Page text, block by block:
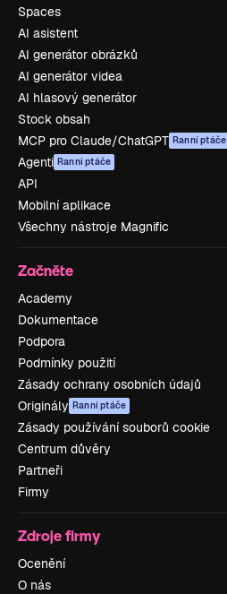
Spaces
AI asistent
AI generátor obrázků
AI generátor videa
AI hlasový generátor
Stock obsah
MCP pro Claude/ChatGPT Ranní ptáče
Agenti Ranní ptáče
API
Mobilní aplikace
Všechny nástroje Magnific
Začněte
Academy
Dokumentace
Podpora
Podmínky použití
Zásady ochrany osobních údajů
Originály Ranní ptáče
Zásady používání souborů cookie
Centrum důvěry
Partneři
Firmy
Zdroje firmy
Ocenění
O nás